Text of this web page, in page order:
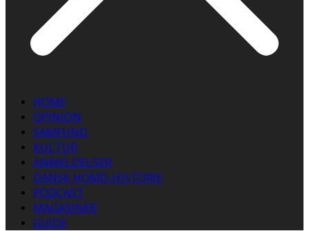
HOME
OPINION
SAMFUND
KULTUR
ANMELDELSER
DANSK HOMO-HISTORIE
PODCAST
MAGASINER
GUIDE